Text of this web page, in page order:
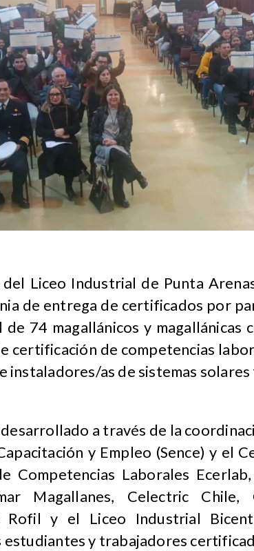
del Liceo Industrial de Punta
de entrega de certificados por
74 magallánicos y magallánicas
certificación de competencias
instaladores/as de sistemas
a través de la
y Empleo (Sence) y el
Competencias Laborales
Magallanes, Celectric
Rofil y el Liceo Industrial
estudiantes y trabajadores